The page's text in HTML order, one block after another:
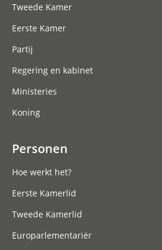
Tweede Kamer
Eerste Kamer
Partij
Regering en kabinet
Ministeries
Koning
Personen
Hoe werkt het?
Eerste Kamerlid
Tweede Kamerlid
Europarlementariër